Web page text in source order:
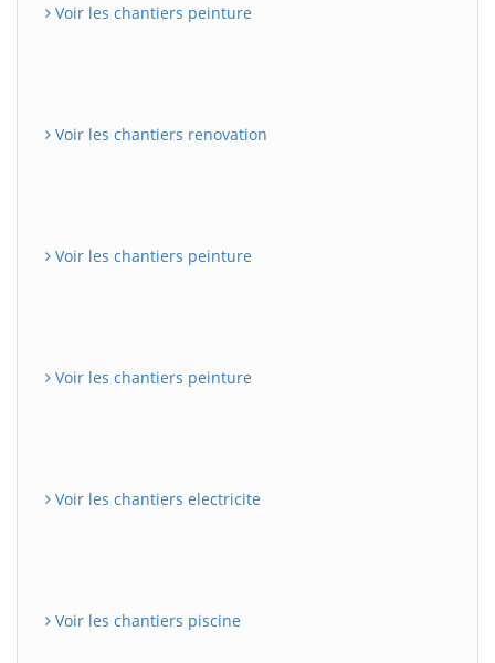
Voir les chantiers peinture
Voir les chantiers renovation
Voir les chantiers peinture
Voir les chantiers peinture
Voir les chantiers electricite
Voir les chantiers piscine